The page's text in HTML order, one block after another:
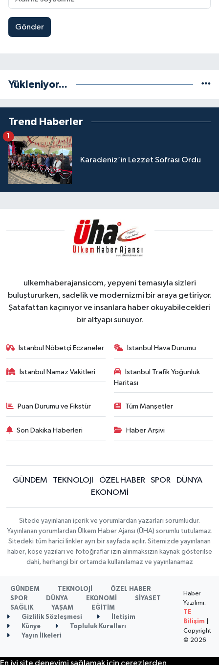
Gönder
Yükleniyor...
Trend Haberler
Karadeniz’in Lezzet Sofrası Ordu
1
ulkemhaberajansicom, yepyeni temasıyla sizleri
buluştururken, sadelik ve modernizmi bir araya getiriyor.
Şatafattan kaçınıyor ve insanlara haber okuyabilecekleri
bir altyapı sunuyor.
İstanbul Nöbetçi Eczaneler İstanbul Hava Durumu
İstanbul Namaz Vakitleri
İstanbul Trafik Yoğunluk
Haritası
Puan Durumu ve Fikstür Tüm Manşetler
Son Dakika Haberleri Haber Arşivi
GÜNDEM TEKNOLOJİ ÖZEL HABER SPOR
DÜNYA
EKONOMİ
Sitede yayınlanan içerik ve yorumlardan yazarları sorumludur.
Yayınlanan yorumlardan Ülkem Haber Ajansı (ÜHA) sorumlu tutulamaz.
Sitedeki tüm harici linkler ayrı bir sayfada açılır. Sitemizde yayınlanan
haber, köşe yazıları ve fotoğraflar izin alınmaksızın kaynak gösterilse
dahi, herhangi bir ortamda kullanılamaz ve yayınlanamaz
GÜNDEM TEKNOLOJİ
ÖZEL HABER
SPOR
DÜNYA EKONOMİ
SİYASET
SAĞLIK
YAŞAM
EĞİTİM
Gizlilik Sözleşmesi
İletişim
Künye
Topluluk Kuralları
Yayın İlkeleri
Haber
Yazılımı:
TE
Bilişim
Copyright
© 2026
En iyi site deneyimi sağlamak için çerezlerden